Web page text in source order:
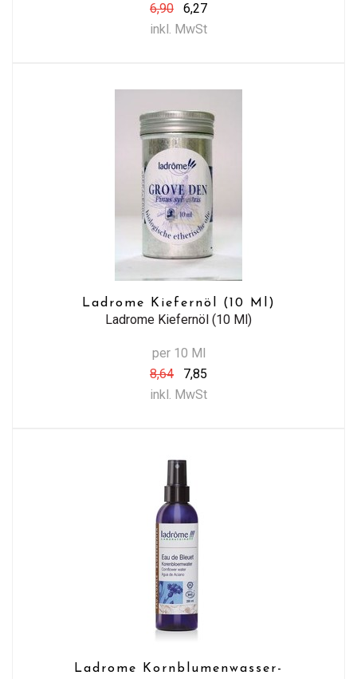
6,90
6,27
inkl. MwSt
Ladrome Kiefernöl (10 Ml)
Ladrome Kiefernöl (10 Ml)
per 10 Ml
8,64
7,85
inkl. MwSt
Ladrome Kornblumenwasser-